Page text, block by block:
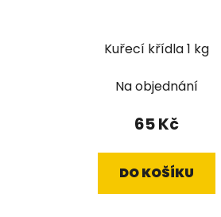
Kuřecí křídla 1 kg
Na objednání
65 Kč
DO KOŠÍKU